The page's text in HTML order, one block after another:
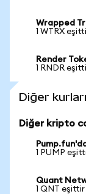
Wrapped
1 WTRX
Render
1 RNDR
Diğer
Diğer kripto
1 PUMP
Quant
1 QNT